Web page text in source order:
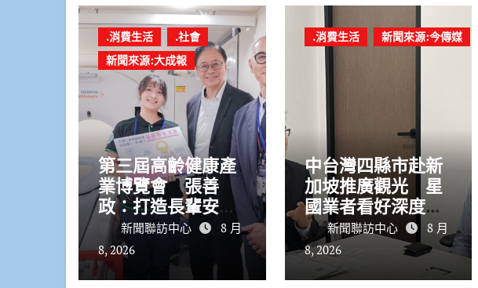
.消費生活
.社會
新聞來源:大成報
第三屆高齡健康產
業博覽會 張善
政：打造長輩安心
生活的宜居城市
新聞聯訪中心
8 月
8, 2026
.消費生活 新聞來源:今傳媒
中台灣四縣市赴新
加坡推廣觀光 星
國業者看好深度旅
遊潛力
新聞聯訪中心
8 月
8, 2026